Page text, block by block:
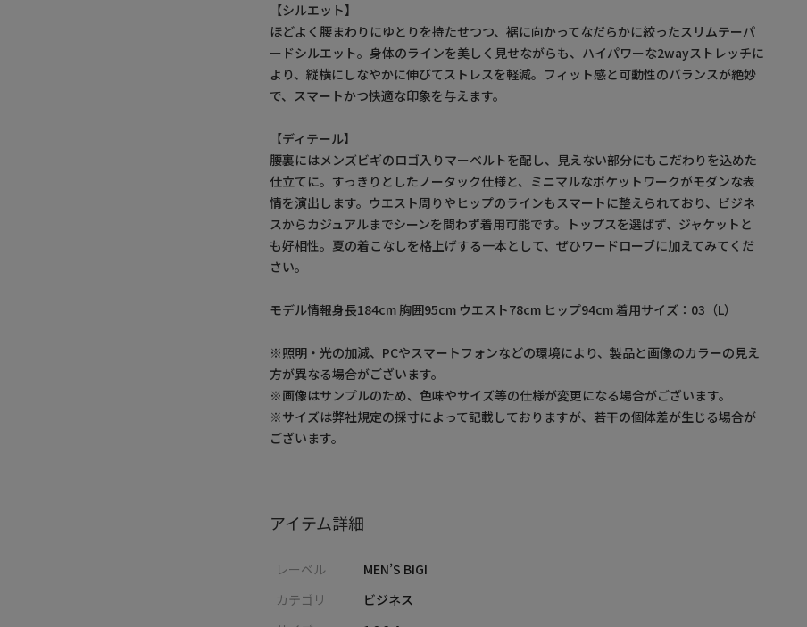
【シルエット】
ほどよく腰まわりにゆとりを持たせつつ、裾に向かってなだらかに絞ったスリムテーパ
ードシルエット。身体のラインを美しく見せながらも、ハイパワーな2wayストレッチに
より、縦横にしなやかに伸びてストレスを軽減。フィット感と可動性のバランスが絶妙
で、スマートかつ快適な印象を与えます。
【ディテール】
腰裏にはメンズビギのロゴ入りマーベルトを配し、見えない部分にもこだわりを込めた
仕立てに。すっきりとしたノータック仕様と、ミニマルなポケットワークがモダンな表
情を演出します。ウエスト周りやヒップのラインもスマートに整えられており、ビジネ
スからカジュアルまでシーンを問わず着用可能です。トップスを選ばず、ジャケットと
も好相性。夏の着こなしを格上げする一本として、ぜひワードローブに加えてみてくだ
さい。
モデル情報身長184cm 胸囲95cm ウエスト78cm ヒップ94cm 着用サイズ：03（L）
※照明・光の加減、PCやスマートフォンなどの環境により、製品と画像のカラーの見え
方が異なる場合がございます。
※画像はサンプルのため、色味やサイズ等の仕様が変更になる場合がございます。
※サイズは弊社規定の採寸によって記載しておりますが、若干の個体差が生じる場合が
ございます。
アイテム詳細
レーベル
MEN’S BIGI
カテゴリ
ビジネス